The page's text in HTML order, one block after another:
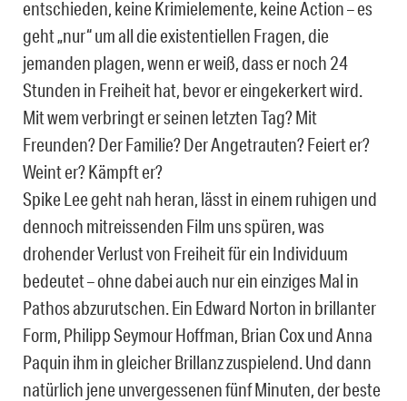
entschieden, keine Krimielemente, keine Action – es
geht „nur“ um all die existentiellen Fragen, die
jemanden plagen, wenn er weiß, dass er noch 24
Stunden in Freiheit hat, bevor er eingekerkert wird.
Mit wem verbringt er seinen letzten Tag? Mit
Freunden? Der Familie? Der Angetrauten? Feiert er?
Weint er? Kämpft er?
Spike Lee geht nah heran, lässt in einem ruhigen und
dennoch mitreissenden Film uns spüren, was
drohender Verlust von Freiheit für ein Individuum
bedeutet – ohne dabei auch nur ein einziges Mal in
Pathos abzurutschen. Ein Edward Norton in brillanter
Form, Philipp Seymour Hoffman, Brian Cox und Anna
Paquin ihm in gleicher Brillanz zuspielend. Und dann
natürlich jene unvergessenen fünf Minuten, der beste